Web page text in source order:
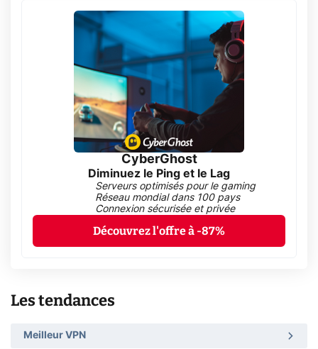
CyberGhost
Diminuez le Ping et le Lag
Serveurs optimisés pour le gaming
Réseau mondial dans 100 pays
Connexion sécurisée et privée
Découvrez l'offre à -87%
Les tendances
Meilleur VPN